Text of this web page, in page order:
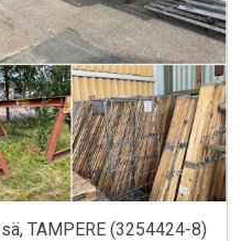
TAMPERE (3254424-8)